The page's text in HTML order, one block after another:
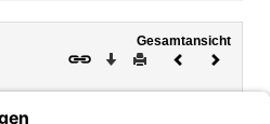
Gesamtansicht
Download
DruckenVorheriges